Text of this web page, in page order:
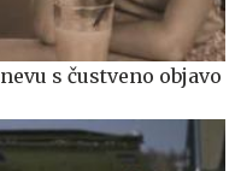
s čustveno objavo